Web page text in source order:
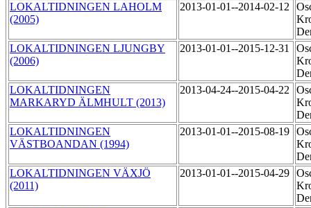
LOKALTIDNINGEN LAHOLM
(2005)
2013-01-01--2014-02-12
LOKALTIDNINGEN LJUNGBY
(2006)
2013-01-01--2015-12-31
LOKALTIDNINGEN
MARKARYD ÄLMHULT (2013)
2013-04-24--2015-04-22
LOKALTIDNINGEN
VÄSTBOANDAN (1994)
2013-01-01--2015-08-19
LOKALTIDNINGEN VÄXJÖ
(2011)
2013-01-01--2015-04-29